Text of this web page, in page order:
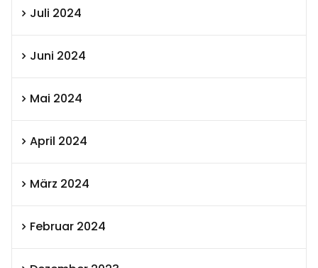
Juli 2024
Juni 2024
Mai 2024
April 2024
März 2024
Februar 2024